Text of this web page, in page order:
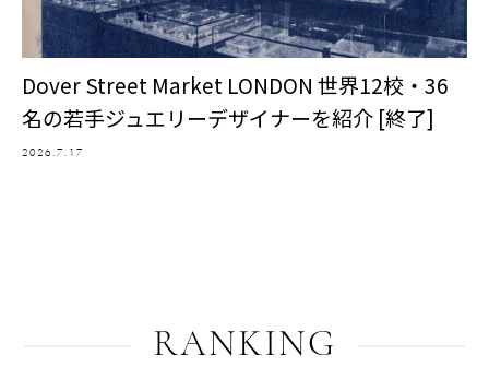
Dover Street Market LONDON 世界12校・36
名の若手ジュエリーデザイナーを紹介 [終了]
2026.7.17
RANKING